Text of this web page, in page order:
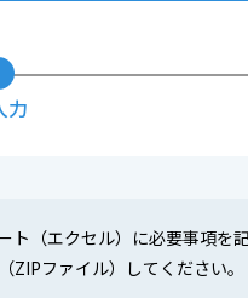
力
ト（エクセル）に必要事項
ファイル）してください。